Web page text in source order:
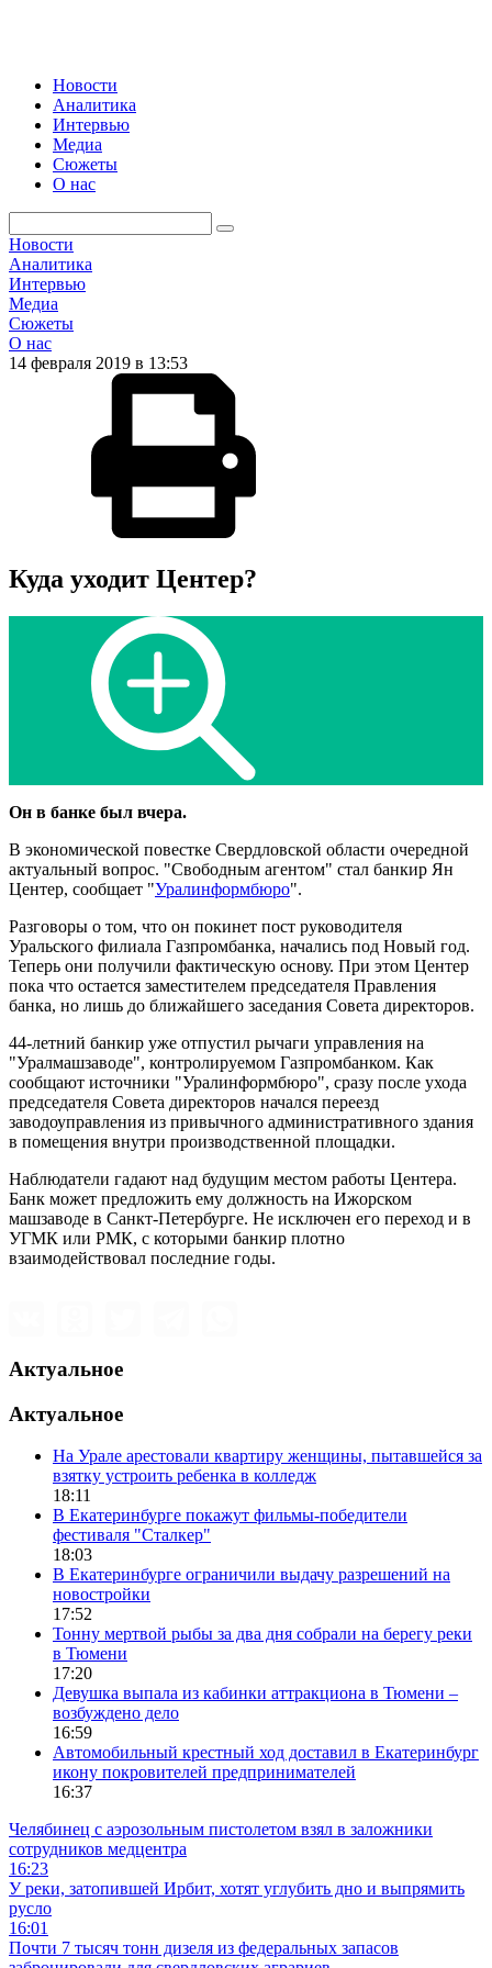
Новости
Аналитика
Интервью
Медиа
Сюжеты
О нас
Новости
Аналитика
Интервью
Медиа
Сюжеты
О нас
14 февраля 2019 в 13:53
Куда уходит Центер?
Он в банке был вчера.
В экономической повестке Свердловской области очередной
актуальный вопрос. "Свободным агентом" стал банкир Ян
Центер, сообщает "Уралинформбюро".
Разговоры о том, что он покинет пост руководителя
Уральского филиала Газпромбанка, начались под Новый год.
Теперь они получили фактическую основу. При этом Центер
пока что остается заместителем председателя Правления
банка, но лишь до ближайшего заседания Совета директоров.
44-летний банкир уже отпустил рычаги управления на
"Уралмашзаводе", контролируемом Газпромбанком. Как
сообщают источники "Уралинформбюро", сразу после ухода
председателя Совета директоров начался переезд
заводоуправления из привычного административного здания
в помещения внутри производственной площадки.
Наблюдатели гадают над будущим местом работы Центера.
Банк может предложить ему должность на Ижорском
машзаводе в Санкт-Петербурге. Не исключен его переход и в
УГМК или РМК, с которыми банкир плотно
взаимодействовал последние годы.
Актуальное
Актуальное
На Урале арестовали квартиру женщины, пытавшейся за
взятку устроить ребенка в колледж
18:11
В Екатеринбурге покажут фильмы-победители
фестиваля "Сталкер"
18:03
В Екатеринбурге ограничили выдачу разрешений на
новостройки
17:52
Тонну мертвой рыбы за два дня собрали на берегу реки
в Тюмени
17:20
Девушка выпала из кабинки аттракциона в Тюмени –
возбуждено дело
16:59
Автомобильный крестный ход доставил в Екатеринбург
икону покровителей предпринимателей
16:37
Челябинец с аэрозольным пистолетом взял в заложники
сотрудников медцентра
16:23
У реки, затопившей Ирбит, хотят углубить дно и выпрямить
русло
16:01
Почти 7 тысяч тонн дизеля из федеральных запасов